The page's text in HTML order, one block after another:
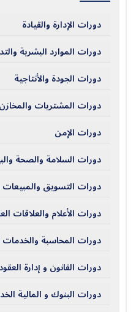
دورات الإدارة والقيادة
دورات الموارد البشرية
دورات الجودة والأنتاجية
دورات المشتريات والمخازن
دورات الإمن
دورات السلامة والصحة
دورات التسويق والمبيعات
دورات الأعلام والعلاقات
دورات المحاسبة والخدمات
دورات القانون و إدارة العقود
دورات البنوك و المالية